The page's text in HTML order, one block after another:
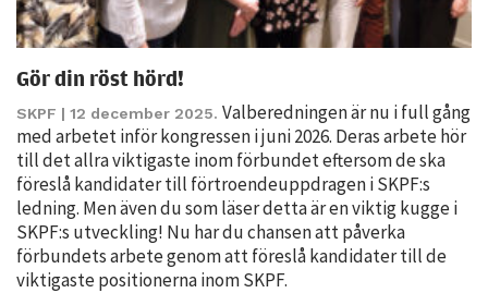
Gör din röst hörd!
SKPF | 12 december 2025. Valberedningen är nu i full gång
med arbetet inför kongressen i juni 2026. Deras arbete hör
till det allra viktigaste inom förbundet eftersom de ska
föreslå kandidater till förtroendeupp­dragen i SKPF:s
ledning. Men även du som läser detta är en viktig kugge i
SKPF:s utveckling! Nu har du chansen att påverka
förbundets arbete genom att föreslå kandidater till de
viktigaste positionerna inom SKPF.
behövs för
att hemsidan
fungera.
Statistik
För att vi ska
kunna
förbättra